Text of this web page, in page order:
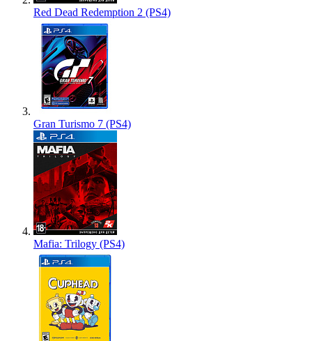
Red Dead Redemption 2 (PS4)
Gran Turismo 7 (PS4)
Mafia: Trilogy (PS4)